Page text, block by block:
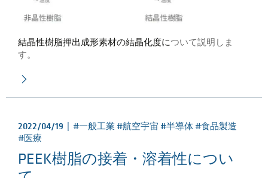
結晶性樹脂押出成形素材の結晶化度について説明しま
す。
2022/04/19 | #一般工業 #航空宇宙 #半導体 #食品製造
#医療
PEEK樹脂の接着・溶着性につい